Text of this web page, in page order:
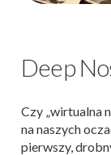
Deep
Czy „wirtualna
na naszych
pierwszy,